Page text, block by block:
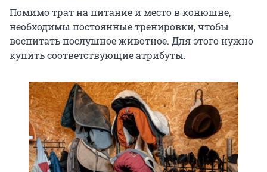
Помимо трат на питание и место в конюшне,
необходимы постоянные тренировки, чтобы
воспитать послушное животное. Для этого нужно
купить соответствующие атрибуты.